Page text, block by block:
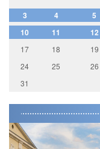
3 4 5
10 11 12
17
18 19
24
25 26
31